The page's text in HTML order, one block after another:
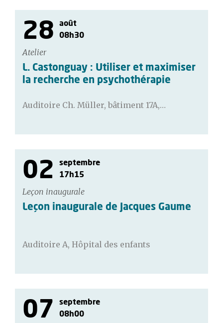
28
août
08h30
Atelier
L. Castonguay : Utiliser et maximiser
la recherche en psychothérapie
Auditoire Ch. Müller, bâtiment 17A,…
02
septembre
17h15
Leçon inaugurale
Leçon inaugurale de Jacques Gaume
Auditoire A, Hôpital des enfants
07
septembre
08h00